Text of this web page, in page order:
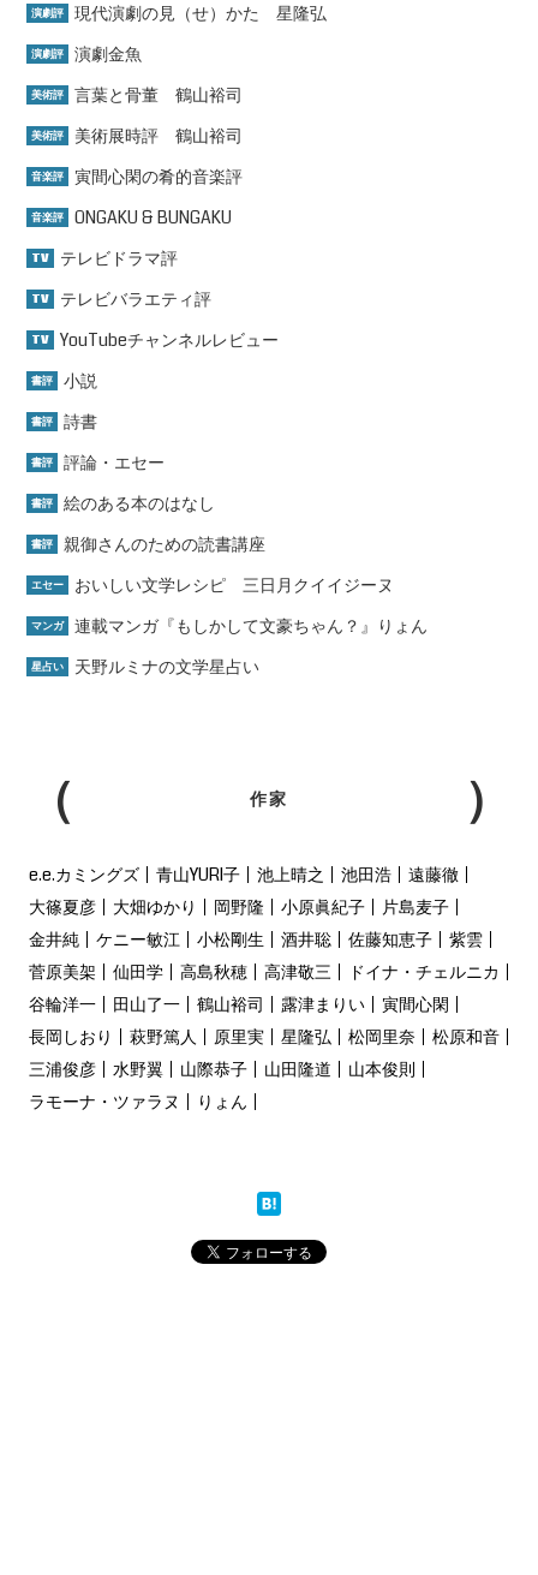
演劇評 現代演劇の見（せ）かた 星隆弘
演劇評 演劇金魚
美術評 言葉と骨董 鶴山裕司
美術評 美術展時評 鶴山裕司
音楽評 寅間心閑の肴的音楽評
音楽評 ONGAKU & BUNGAKU
TV テレビドラマ評
TV テレビバラエティ評
TV YouTubeチャンネルレビュー
書評 小説
書評 詩書
書評 評論・エセー
書評 絵のある本のはなし
書評 親御さんのための読書講座
エセー おいしい文学レシピ 三日月クイイジーヌ
マンガ 連載マンガ『もしかして文豪ちゃん？』りょん
星占い 天野ルミナの文学星占い
作家
e.e.カミングズ 青山YURI子 池上晴之 池田浩
遠藤徹
大篠夏彦
大畑ゆかり 岡野隆 小原眞紀子
片島麦子
金井純
ケニー敏江 小松剛生 酒井聡 佐藤知恵子
紫雲
菅原美架
仙田学 高島秋穂 高津敬三
ドイナ・チェルニカ
谷輪洋一
田山了一 鶴山裕司 露津まりい
寅間心閑
長岡しおり
萩野篤人 原里実 星隆弘 松岡里奈
松原和音
三浦俊彦
水野翼 山際恭子 山田隆道
山本俊則
ラモーナ・ツァラヌ
りょん